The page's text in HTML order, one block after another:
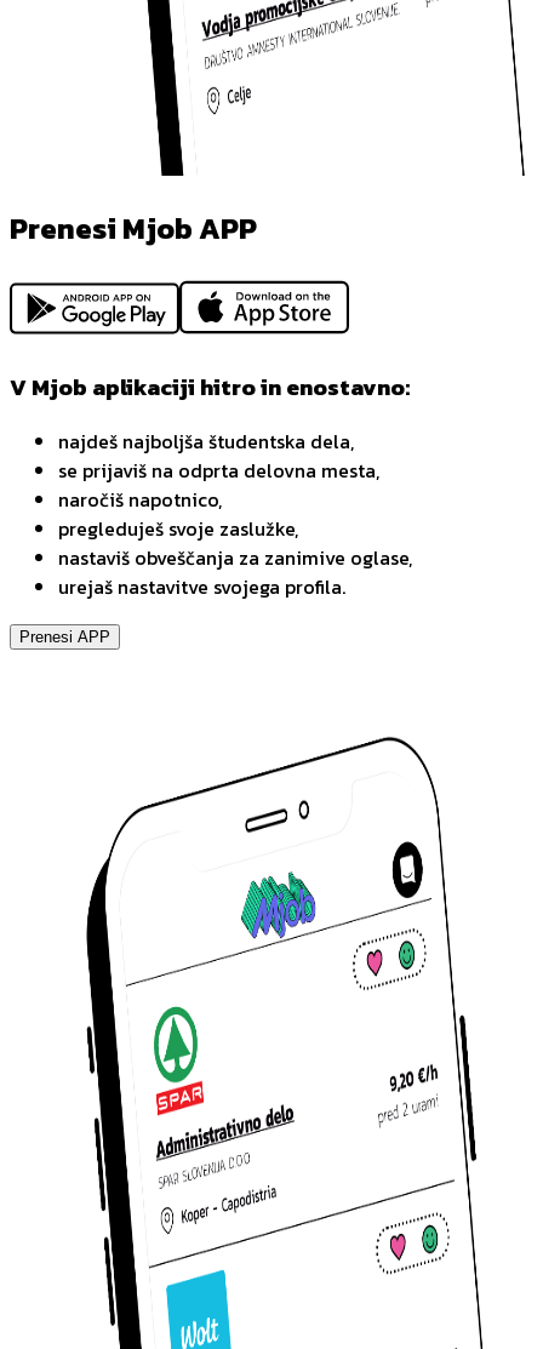
Prenesi Mjob APP
V Mjob aplikaciji hitro in enostavno:
najdeš najboljša študentska dela,
se prijaviš na odprta delovna mesta,
naročiš napotnico,
pregleduješ svoje zaslužke,
nastaviš obveščanja za zanimive oglase,
urejaš nastavitve svojega profila.
Prenesi APP